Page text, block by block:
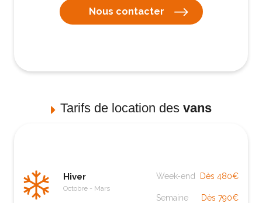
Nous contacter
Tarifs de location des vans
Hiver
Octobre - Mars
Week-end Dès 480€
Semaine Dès 790€